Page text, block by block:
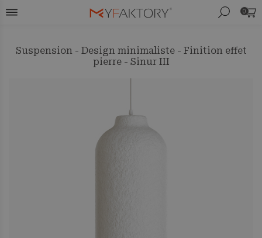
0
Suspension - Design minimaliste - Finition effet
pierre - Sinur III